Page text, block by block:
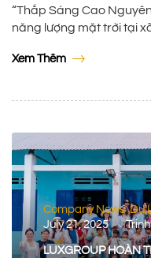
“Thắp Sáng Cao
năng lượng mặt trời tại
Foundation là quỹ thiện
Xem Thêm
Company News,Du
July 21, 2025
LUXGROUP HOÀN